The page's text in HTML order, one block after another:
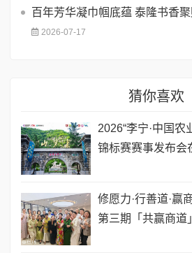
百年芳华凝巾帼底蕴 泰隆书香
2026-07-17
猜你喜欢
2026“李宁·中国农
锦标赛赛事发布会
修愿力·行善道·赢
第三期「共赢商道